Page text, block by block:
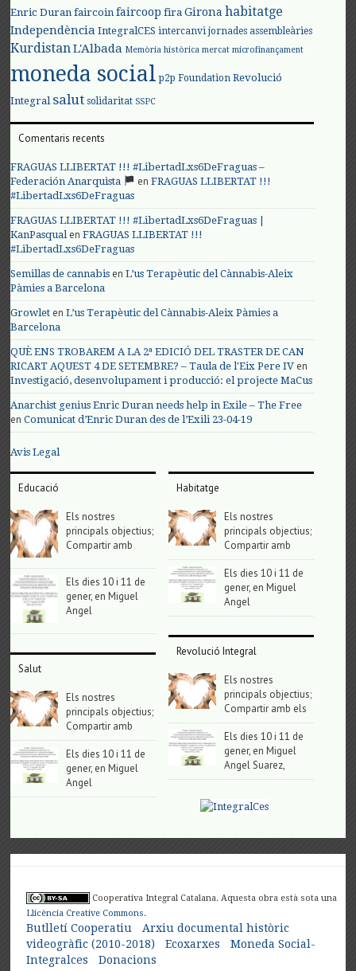
Enric Duran faircoin faircoop fira Girona habitatge
Independència IntegralCES intercanvi jornades assembleàries
Kurdistan L'Albada Memòria històrica mercat microfinançament
moneda social p2p Foundation Revolució
Integral salut solidaritat SSPC
Comentaris recents
FRAGUAS LLIBERTAT !!! #LibertadLxs6DeFraguas –
Federación Anarquista
enFRAGUAS LLIBERTAT !!!
#LibertadLxs6DeFraguas
FRAGUAS LLIBERTAT !!! #LibertadLxs6DeFraguas |
KanPasqualenFRAGUAS LLIBERTAT !!!
#LibertadLxs6DeFraguas
Semillas de cannabis enL’us Terapèutic del Cànnabis-Aleix
Pàmies a Barcelona
Growlet enL’us Terapèutic del Cànnabis-Aleix Pàmies a
Barcelona
QUÈ ENS TROBAREM A LA 2ª EDICIÓ DEL TRASTER DE CAN
RICART AQUEST 4 DE SETEMBRE? – Taula de l'Eix Pere IV en
Investigació, desenvolupament i producció: el projecte MaCus
Anarchist genius Enric Duran needs help in Exile – The Free
enComunicat d’Enric Duran des de l’Exili 23-04-19
Avis Legal
Educació
Els nostres
principals objectius;
Compartir amb
Els dies 10 i 11 de
gener, en Miguel
Angel
Salut
Els nostres
principals objectius;
Compartir amb
Els dies 10 i 11 de
gener, en Miguel
Angel
Habitatge
Els nostres
principals objectius;
Compartir amb
Els dies 10 i 11 de
gener, en Miguel
Angel
Revolució Integral
Els nostres
principals objectius;
Compartir amb els
Els dies 10 i 11 de
gener, en Miguel
Angel Suarez,
Cooperativa Integral Catalana. Aquesta obra està sota una
Llicència Creative Commons.
Butlletí Cooperatiu
Arxiu documental històric
videogràfic (2010-2018)
Ecoxarxes
Moneda Social-
Integralces
Donacions